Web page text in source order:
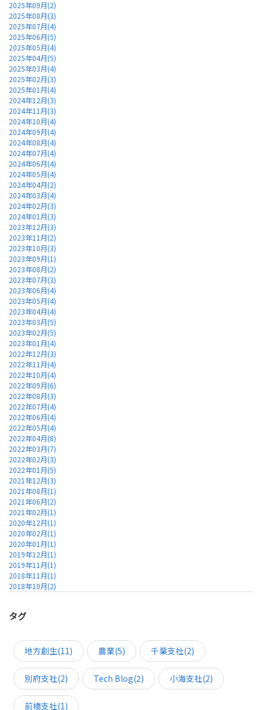
2025年09月(2)
2025年08月(3)
2025年07月(4)
2025年06月(5)
2025年05月(4)
2025年04月(5)
2025年03月(4)
2025年02月(3)
2025年01月(4)
2024年12月(3)
2024年11月(3)
2024年10月(4)
2024年09月(4)
2024年08月(4)
2024年07月(4)
2024年06月(4)
2024年05月(4)
2024年04月(2)
2024年03月(4)
2024年02月(3)
2024年01月(3)
2023年12月(3)
2023年11月(2)
2023年10月(3)
2023年09月(1)
2023年08月(2)
2023年07月(3)
2023年06月(4)
2023年05月(4)
2023年04月(4)
2023年03月(5)
2023年02月(5)
2023年01月(4)
2022年12月(3)
2022年11月(4)
2022年10月(4)
2022年09月(6)
2022年08月(3)
2022年07月(4)
2022年06月(4)
2022年05月(4)
2022年04月(8)
2022年03月(7)
2022年02月(3)
2022年01月(5)
2021年12月(3)
2021年08月(1)
2021年06月(2)
2021年02月(1)
2020年12月(1)
2020年02月(1)
2020年01月(1)
2019年12月(1)
2019年11月(1)
2018年11月(1)
2018年10月(2)
タグ
地方創生(11) 農業(5) 千葉支社(2)
別府支社(2) Tech Blog(2) 小海支社(2)
前橋支社(1)